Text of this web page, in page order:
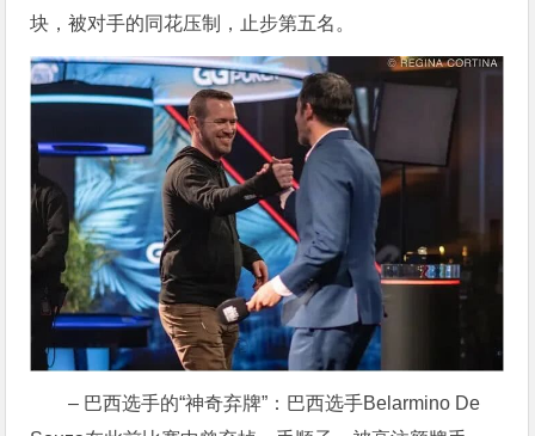
块，被对手的同花压制，止步第五名。
– 巴西选手的“神奇弃牌”：巴西选手Belarmino De